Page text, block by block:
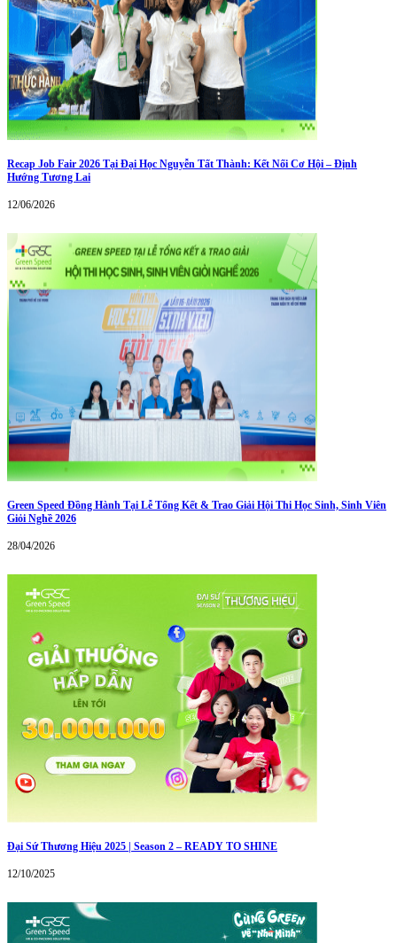
Recap Job Fair 2026 Tại Đại Học Nguyễn Tất Thành: Kết Nối Cơ Hội – Định
Hướng Tương Lai
12/06/2026
Green Speed Đồng Hành Tại Lễ Tổng Kết & Trao Giải Hội Thi Học Sinh, Sinh Viên
Giỏi Nghề 2026
28/04/2026
Đại Sứ Thương Hiệu 2025 | Season 2 – READY TO SHINE
12/10/2025